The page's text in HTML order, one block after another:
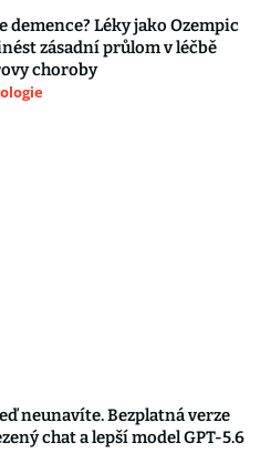
demence? Léky jako Ozempic
zásadní průlom v léčbě
choroby
neunavíte. Bezplatná verze
chat a lepší model GPT-5.6